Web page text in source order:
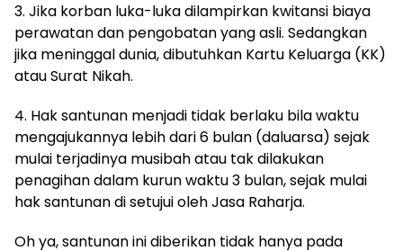
3. Jika korban luka-luka dilampirkan kwitansi biaya
perawatan dan pengobatan yang asli. Sedangkan
jika meninggal dunia, dibutuhkan Kartu Keluarga (KK)
atau Surat Nikah.
4. Hak santunan menjadi tidak berlaku bila waktu
mengajukannya lebih dari 6 bulan (daluarsa) sejak
mulai terjadinya musibah atau tak dilakukan
penagihan dalam kurun waktu 3 bulan, sejak mulai
hak santunan di setujui oleh Jasa Raharja.
Oh ya, santunan ini diberikan tidak hanya pada